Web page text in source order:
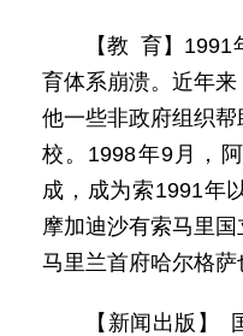
【教 育】
育体系崩溃。近年
他一些非政府组织
校。1998年9月，
成，成为索1991年
摩加迪沙有索马里
马里兰首府哈尔格萨
【新闻出版】